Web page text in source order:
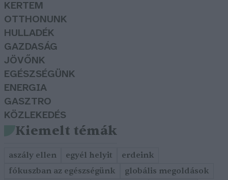
KERTEM
OTTHONUNK
HULLADÉK
GAZDASÁG
JÖVŐNK
EGÉSZSÉGÜNK
ENERGIA
GASZTRO
KÖZLEKEDÉS
Kiemelt témák
aszály ellen egyél helyit
erdeink
fókuszban az egészségünk
globális megoldások